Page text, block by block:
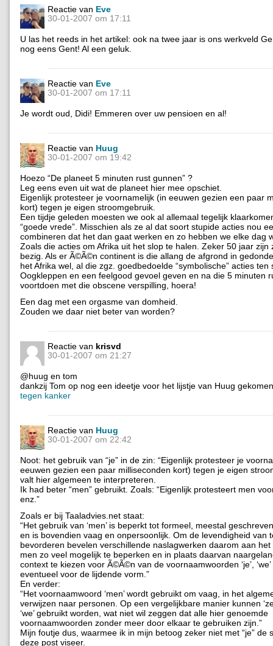
Reactie van Eve
30-01-2007 om 17:11
U las het reeds in het artikel: ook na twee jaar is ons werkveld
nog eens Gent! Al een geluk.
Reactie van Eve
30-01-2007 om 17:11
Je wordt oud, Didi! Emmeren over uw pensioen en al!
Reactie van Huug
30-01-2007 om 19:42
Hoezo “De planeet 5 minuten rust gunnen” ?
Leg eens even uit wat de planeet hier mee opschiet.
Eigenlijk protesteer je voornamelijk (in eeuwen gezien een paar
kort) tegen je eigen stroomgebruik.
Een tijdje geleden moesten we ook al allemaal tegelijk
“goede vrede”. Misschien als ze al dat soort stupide acties nou
combineren dat het dan gaat werken en zo hebben we elke dag
Zoals die acties om Afrika uit het slop te halen. Zeker 50 jaar zijn
bezig. Als er Ã©Ã©n continent is die allang de afgrond in
het Afrika wel, al die zgz. goedbedoelde “symbolische” acties ten
Oogkleppen en een feelgood gevoel geven en na die 5 minuten
voortdoen met die obscene verspilling, hoera!
Een dag met een orgasme van domheid.
Zouden we daar niet beter van worden?
Reactie van krisvd
30-01-2007 om 21:27
@huug en tom
dankzij Tom op nog een ideetje voor het lijstje van Huug
tegen kanker
Reactie van Huug
30-01-2007 om 22:42
Noot: het gebruik van “je” in de zin: “Eigenlijk protesteer je
eeuwen gezien een paar milliseconden kort) tegen je eigen
valt hier algemeen te interpreteren.
Ik had beter “men” gebruikt. Zoals: “Eigenlijk protesteert men
enz.”
Zoals er bij Taaladvies.net staat:
“Het gebruik van ‘men’ is beperkt tot formeel, meestal
en is bovendien vaag en onpersoonlijk. Om de levendigheid van
bevorderen bevelen verschillende naslagwerken daarom aan
men zo veel mogelijk te beperken en in plaats daarvan
context te kiezen voor Ã©Ã©n van de voornaamwoorden ‘je’, ‘we’
eventueel voor de lijdende vorm.”
En verder:
“Het voornaamwoord ‘men’ wordt gebruikt om vaag, in het
verwijzen naar personen. Op een vergelijkbare manier kunnen
‘we’ gebruikt worden, wat niet wil zeggen dat alle hier genoemde
voornaamwoorden zonder meer door elkaar te gebruiken zijn.”
Mijn foutje dus, waarmee ik in mijn betoog zeker niet met “je” de
deze post viseer.